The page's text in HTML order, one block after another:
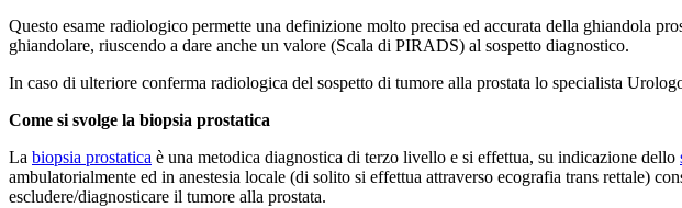
Questo esame radiologico permette una definizione molto precisa ed accurata della ghiandola
ghiandolare, riuscendo a dare anche un valore (Scala di PIRADS) al sospetto diagnostico.
In caso di ulteriore conferma radiologica del sospetto di tumore alla prostata lo specialista
Come si svolge la biopsia prostatica
La biopsia prostatica è una metodica diagnostica di terzo livello e si effettua, su indicazione dello
ambulatorialmente ed in anestesia locale (di solito si effettua attraverso ecografia trans rettale)
escludere/diagnosticare il tumore alla prostata.